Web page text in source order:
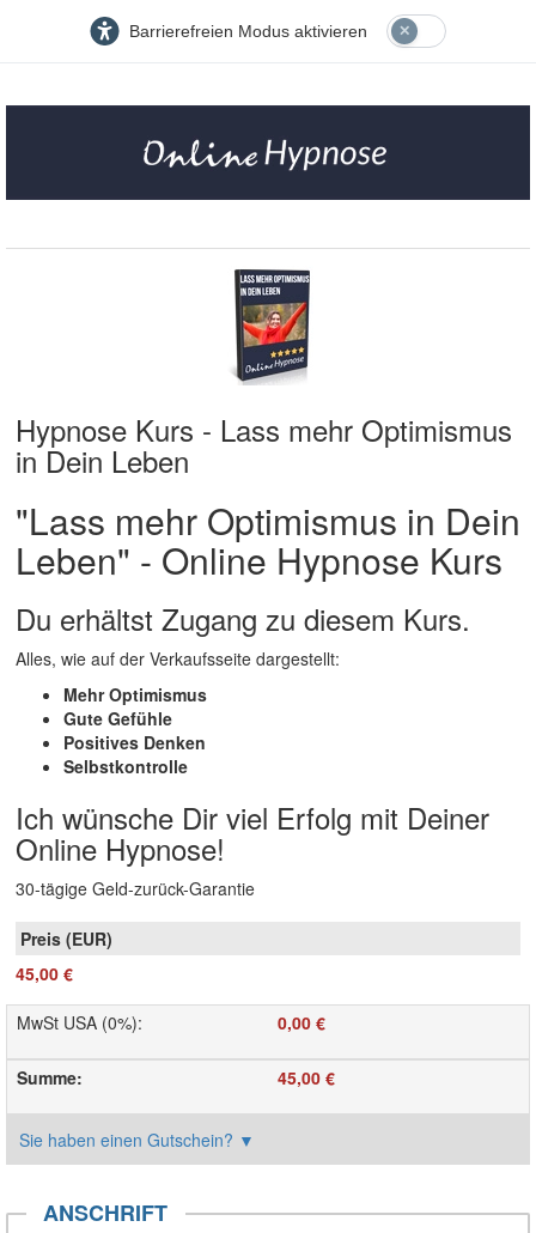
Barrierefreien Modus aktivieren
Hypnose Kurs - Lass mehr Optimismus
in Dein Leben
"Lass mehr Optimismus in Dein
Leben" - Online Hypnose Kurs
Du erhältst Zugang zu diesem Kurs.
Alles, wie auf der Verkaufsseite dargestellt:
Mehr Optimismus
Gute Gefühle
Positives Denken
Selbstkontrolle
Ich wünsche Dir viel Erfolg mit Deiner
Online Hypnose!
30-tägige Geld-zurück-Garantie
45,00 €
MwSt USA (0%): 0,00 €
Summe: 45,00 €
Sie haben einen Gutschein? ▼
ANSCHRIFT